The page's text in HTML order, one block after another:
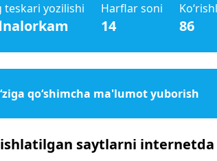
teskari yozilishi Harflar soni
14 86
qo‘shimcha ma'lumot yuborish
ishlatilgan saytlarni